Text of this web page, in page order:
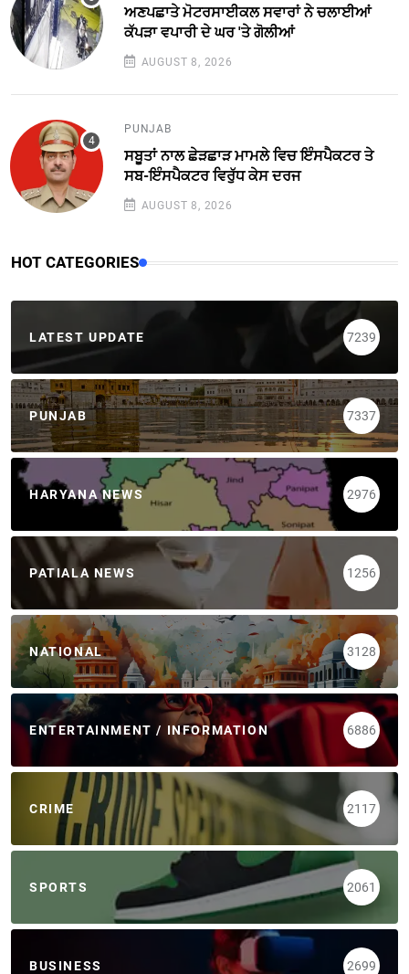
ਅਣਪਛਾਤੇ ਮੋਟਰਸਾਈਕਲ ਸਵਾਰਾਂ ਨੇ ਚਲਾਈਆਂ
ਕੱਪੜਾ ਵਪਾਰੀ ਦੇ ਘਰ 'ਤੇ ਗੋਲੀਆਂ
AUGUST 8, 2026
PUNJAB
ਸਬੂਤਾਂ ਨਾਲ ਛੇੜਛਾੜ ਮਾਮਲੇ ਵਿਚ ਇੰਸਪੈਕਟਰ ਤੇ
ਸਬ-ਇੰਸਪੈਕਟਰ ਵਿਰੁੱਧ ਕੇਸ ਦਰਜ
AUGUST 8, 2026
HOT CATEGORIES
LATEST UPDATE 7239
PUNJAB 7337
HARYANA NEWS 2976
PATIALA NEWS 1256
NATIONAL 3128
ENTERTAINMENT / INFORMATION 6886
CRIME 2117
SPORTS 2061
BUSINESS 2699